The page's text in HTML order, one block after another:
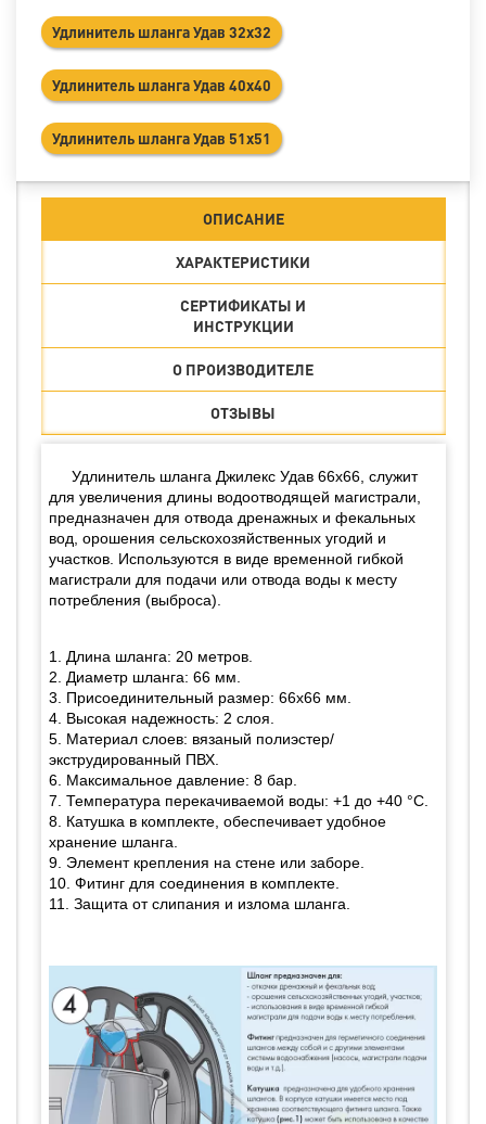
Удлинитель шланга Удав 32х32
Удлинитель шланга Удав 40х40
Удлинитель шланга Удав 51х51
ОПИСАНИЕ
ХАРАКТЕРИСТИКИ
СЕРТИФИКАТЫ И
ИНСТРУКЦИИ
О ПРОИЗВОДИТЕЛЕ
ОТЗЫВЫ
Удлинитель шланга Джилекс Удав 66х66, служит
для увеличения длины водоотводящей магистрали,
предназначен для отвода дренажных и фекальных
вод, орошения сельскохозяйственных угодий и
участков. Используются в виде временной гибкой
магистрали для подачи или отвода воды к месту
потребления (выброса).
1. Длина шланга: 20 метров.
2. Диаметр шланга: 66 мм.
3. Присоединительный размер: 66х66 мм.
4. Высокая надежность: 2 слоя.
5. Материал слоев: вязаный полиэстер/
экструдированный ПВХ.
6. Максимальное давление: 8 бар.
7. Температура перекачиваемой воды: +1 до +40 °С.
8. Катушка в комплекте, обеспечивает удобное
хранение шланга.
9. Элемент крепления на стене или заборе.
10. Фитинг для соединения в комплекте.
11. Защита от слипания и излома шланга.